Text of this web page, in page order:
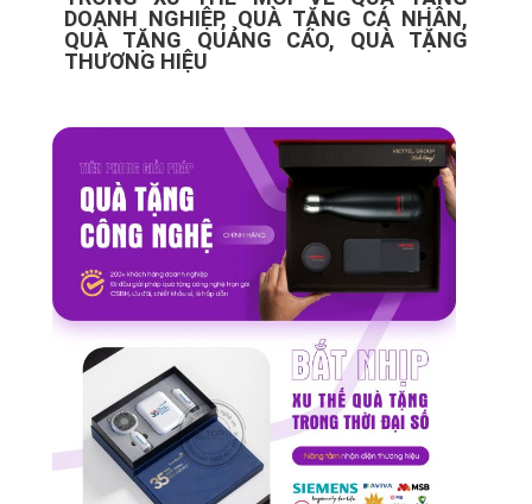
DOANH NGHIỆP, QUÀ TẶNG CÁ NHÂN,
QUÀ TẶNG QUẢNG CÁO, QUÀ TẶNG
THƯƠNG HIỆU